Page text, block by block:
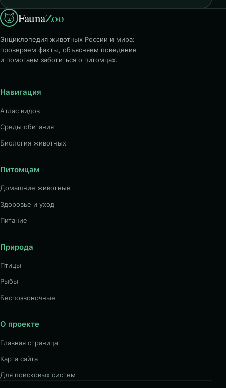
FaunaZoo
Энциклопедия животных России и мира:
проверяем факты, объясняем поведение
и помогаем заботиться о питомцах.
Навигация
Атлас видов
Среды обитания
Биология животных
Питомцам
Домашние животные
Здоровье и уход
Питание
Природа
Птицы
Рыбы
Беспозвоночные
О проекте
Главная страница
Карта сайта
Для поисковых систем